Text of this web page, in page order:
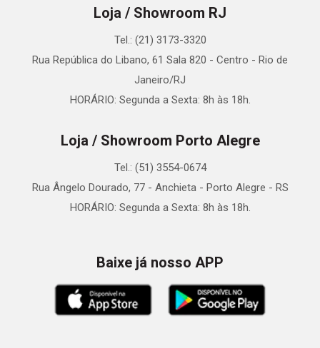
Loja / Showroom RJ
Tel.: (21) 3173-3320
Rua República do Libano, 61 Sala 820 - Centro - Rio de
Janeiro/RJ
HORÁRIO: Segunda a Sexta: 8h às 18h.
Loja / Showroom Porto Alegre
Tel.: (51) 3554-0674
Rua Ângelo Dourado, 77 - Anchieta - Porto Alegre - RS
HORÁRIO: Segunda a Sexta: 8h às 18h.
Baixe já nosso APP